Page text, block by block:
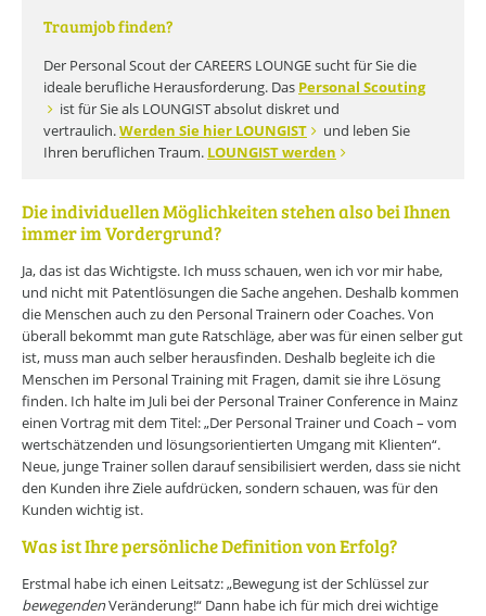
Traumjob finden?
Der Personal Scout der CAREERS LOUNGE sucht für Sie die
ideale berufliche Herausforderung. Das Personal Scouting
ist für Sie als LOUNGIST absolut diskret und
vertraulich.Werden Sie hier LOUNGIST
und leben Sie
Ihren beruflichen Traum. LOUNGIST werden
Die individuellen Möglichkeiten stehen also bei Ihnen
immer im Vordergrund?
Ja, das ist das Wichtigste. Ich muss schauen, wen ich vor mir habe,
und nicht mit Patentlösungen die Sache angehen. Deshalb kommen
die Menschen auch zu den Personal Trainern oder Coaches. Von
überall bekommt man gute Ratschläge, aber was für einen selber gut
ist, muss man auch selber herausfinden. Deshalb begleite ich die
Menschen im Personal Training mit Fragen, damit sie ihre Lösung
finden. Ich halte im Juli bei der Personal Trainer Conference in Mainz
einen Vortrag mit dem Titel: „Der Personal Trainer und Coach – vom
wertschätzenden und lösungsorientierten Umgang mit Klienten“.
Neue, junge Trainer sollen darauf sensibilisiert werden, dass sie nicht
den Kunden ihre Ziele aufdrücken, sondern schauen, was für den
Kunden wichtig ist.
Was ist Ihre persönliche Definition von Erfolg?
Erstmal habe ich einen Leitsatz: „Bewegung ist der Schlüssel zur
bewegendenVeränderung!“ Dann habe ich für mich drei wichtige